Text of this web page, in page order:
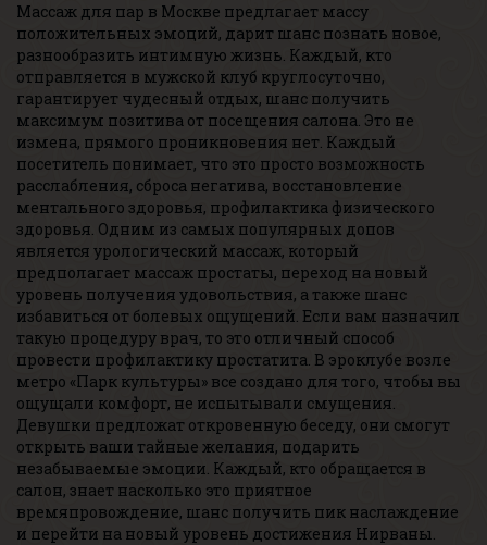
Массаж для пар в Москве предлагает массу
положительных эмоций, дарит шанс познать новое,
разнообразить интимную жизнь. Каждый, кто
отправляется в мужской клуб круглосуточно,
гарантирует чудесный отдых, шанс получить
максимум позитива от посещения салона. Это не
измена, прямого проникновения нет. Каждый
посетитель понимает, что это просто возможность
расслабления, сброса негатива, восстановление
ментального здоровья, профилактика физического
здоровья. Одним из самых популярных допов
является урологический массаж, который
предполагает массаж простаты, переход на новый
уровень получения удовольствия, а также шанс
избавиться от болевых ощущений. Если вам назначил
такую процедуру врач, то это отличный способ
провести профилактику простатита. В эроклубе возле
метро «Парк культуры» все создано для того, чтобы вы
ощущали комфорт, не испытывали смущения.
Девушки предложат откровенную беседу, они смогут
открыть ваши тайные желания, подарить
незабываемые эмоции. Каждый, кто обращается в
салон, знает насколько это приятное
времяпровождение, шанс получить пик наслаждение
и перейти на новый уровень достижения Нирваны.